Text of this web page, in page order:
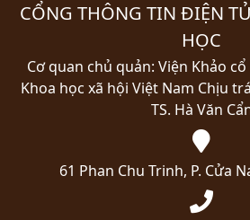
CỔNG THÔNG TIN ĐIỆN
HỌC
Cơ quan chủ quản: Viện Khảo
Khoa học xã hội Việt Nam Chịu
TS. Hà Văn
61 Phan Chu Trinh, P. Cửa